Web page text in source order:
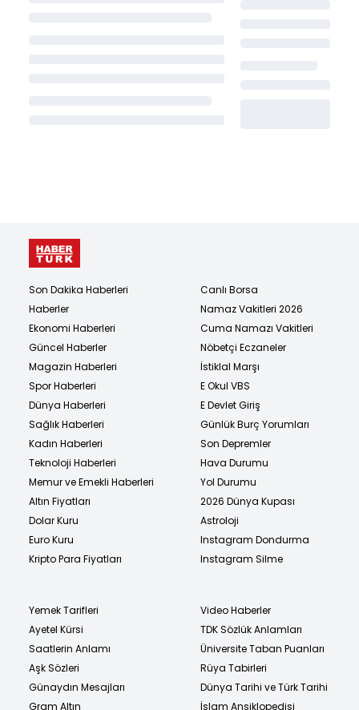
Son Dakika Haberleri
Haberler
Ekonomi Haberleri
Güncel Haberler
Magazin Haberleri
Spor Haberleri
Dünya Haberleri
Sağlık Haberleri
Kadın Haberleri
Teknoloji Haberleri
Memur ve Emekli Haberleri
Altın Fiyatları
Dolar Kuru
Euro Kuru
Kripto Para Fiyatları
Canlı Borsa
Namaz Vakitleri 2026
Cuma Namazı Vakitleri
Nöbetçi Eczaneler
İstiklal Marşı
E Okul VBS
E Devlet Giriş
Günlük Burç Yorumları
Son Depremler
Hava Durumu
Yol Durumu
2026 Dünya Kupası
Astroloji
Instagram Dondurma
Instagram Silme
Yemek Tarifleri
Ayetel Kürsi
Saatlerin Anlamı
Aşk Sözleri
Günaydın Mesajları
Gram Altın
Video Haberler
TDK Sözlük Anlamları
Üniversite Taban Puanları
Rüya Tabirleri
Dünya Tarihi ve Türk Tarihi
İslam Ansiklopedisi